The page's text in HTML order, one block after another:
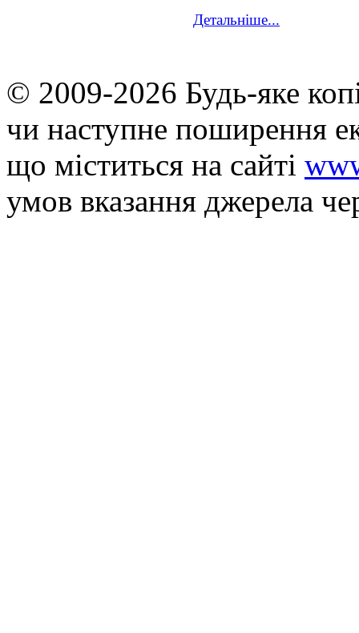
Детальніше...
© 2009-2026 Будь-яке
чи наступне поширення
що мiститься на сайті
умов вказання джерела